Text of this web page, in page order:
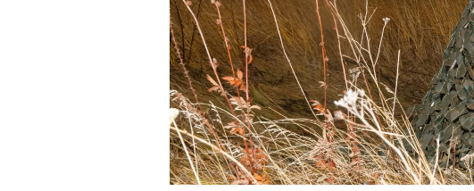
Військовослужбовець центру ПДТР